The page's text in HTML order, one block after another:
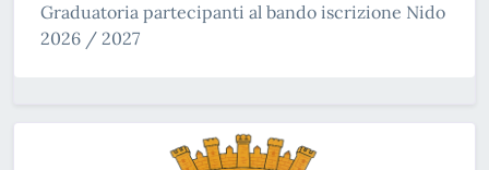
Graduatoria partecipanti al bando iscrizione Nido
2026 / 2027